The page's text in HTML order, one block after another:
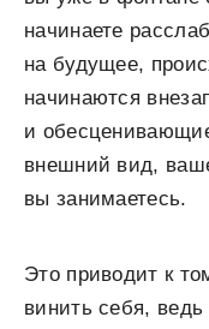
начинаете
на будущее,
начинаются
и
внешний вид,
вы занимаетесь.
Это приводит к
винить себя,